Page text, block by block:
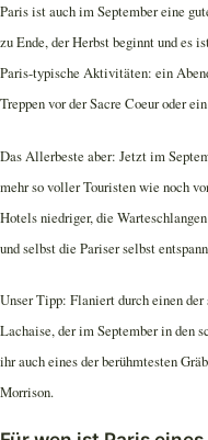
Paris ist auch im September eine
zu Ende, der Herbst beginnt und es
Paris-typische Aktivitäten: ein
Treppen vor der Sacre Coeur oder
Das Allerbeste aber: Jetzt im
mehr so voller Touristen wie noch
Hotels niedriger, die
und selbst die Pariser selbst
Unser Tipp: Flaniert durch einen der
Lachaise, der im September in den
ihr auch eines der berühmtesten
Morrison.